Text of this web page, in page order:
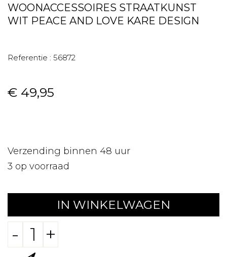
WOONACCESSOIRES STRAATKUNST
WIT PEACE AND LOVE KARE DESIGN
Referentie : 56872
€ 49,95
Verzending binnen 48 uur
3 op voorraad
IN WINKELWAGEN
- +